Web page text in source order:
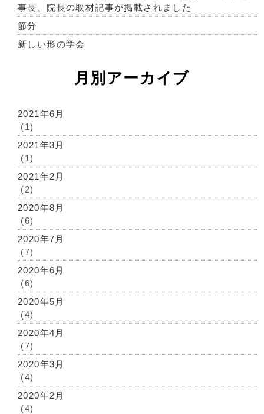
事長、院長の取材記事が掲載されました
節分
新しい形の学会
月別アーカイブ
2021年6月
(1)
2021年3月
(1)
2021年2月
(2)
2020年8月
(6)
2020年7月
(7)
2020年6月
(6)
2020年5月
(4)
2020年4月
(7)
2020年3月
(4)
2020年2月
(4)